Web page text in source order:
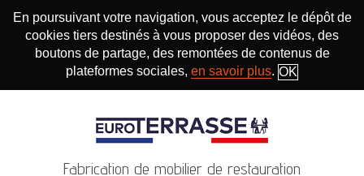
En poursuivant votre navigation, vous acceptez le dépôt de
cookies tiers destinés à vous proposer des vidéos, des
boutons de partage, des remontées de contenus de
plateformes sociales, en savoir plus. OK
Fabrication de mobilier de restauration